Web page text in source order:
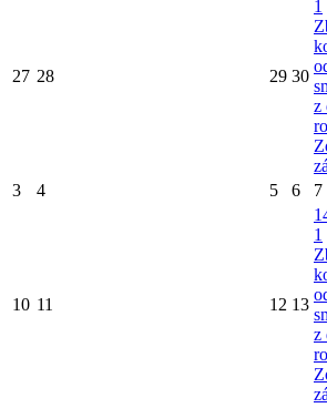
27 28 29 30
1
z
3 4 5 6 7
10 11 12 13
1
z